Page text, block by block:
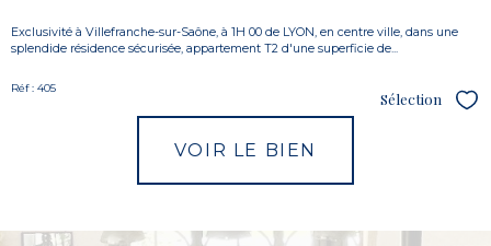
Exclusivité à Villefranche-sur-Saône, à 1H 00 de LYON, en centre ville, dans une
splendide résidence sécurisée, appartement T2 d'une superficie de...
Réf : 405
Sélection
VOIR LE BIEN